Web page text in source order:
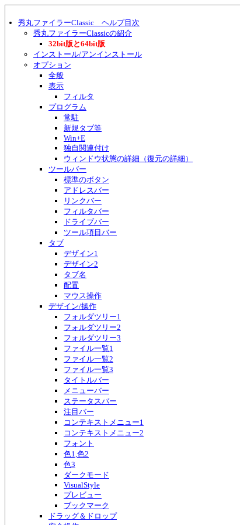
秀丸ファイラーClassic ヘルプ目次
秀丸ファイラーClassicの紹介
32bit版と64bit版
インストール/アンインストール
オプション
全般
表示
フィルタ
プログラム
常駐
新規タブ等
Win+E
独自関連付け
ウィンドウ状態の詳細（復元の詳細）
ツールバー
標準のボタン
アドレスバー
リンクバー
フィルタバー
ドライブバー
ツール項目バー
タブ
デザイン1
デザイン2
タブ名
配置
マウス操作
デザイン/操作
フォルダツリー1
フォルダツリー2
フォルダツリー3
ファイル一覧1
ファイル一覧2
ファイル一覧3
タイトルバー
メニューバー
ステータスバー
注目バー
コンテキストメニュー1
コンテキストメニュー2
フォント
色1,色2
色3
ダークモード
VisualStyle
プレビュー
ブックマーク
ドラッグ＆ドロップ